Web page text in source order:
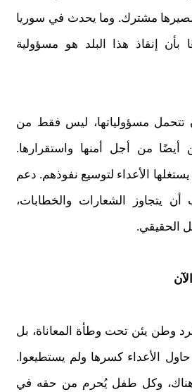
مشترك. وما يحدث في سوريا
بأن إنقاذ هذا البلد هو مسؤولية
تتحمل مسؤولياتها، ليس فقط من
أيضًا من أجل أمنها واستقرارها.
الأعداء لتوسيع نفوذهم. دعم
يتجاوز الشعارات والخطابات،
الحقيقي.
وطن يئن تحت وطأة المعاناة، بل
الأعداء كسرها ولم يستطيعوا.
وكل طفل يُحرم من حقه في